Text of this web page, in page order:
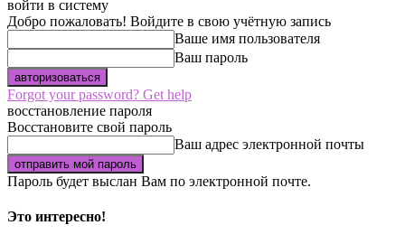
войти в систему
Добро пожаловать! Войдите в свою учётную запись
Ваше имя пользователя
Ваш пароль
Forgot your password? Get help
восстановление пароля
Восстановите свой пароль
Ваш адрес электронной почты
Пароль будет выслан Вам по электронной почте.
Это интересно!